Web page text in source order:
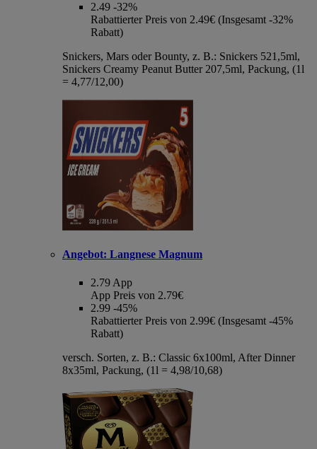
2.49 -32%
Rabattierter Preis von 2.49€ (Insgesamt -32%
Rabatt)
Snickers, Mars oder Bounty, z. B.: Snickers 521,5ml,
Snickers Creamy Peanut Butter 207,5ml, Packung, (1l
= 4,77/12,00)
Angebot: Langnese Magnum
2.79 App
App Preis von 2.79€
2.99 -45%
Rabattierter Preis von 2.99€ (Insgesamt -45%
Rabatt)
versch. Sorten, z. B.: Classic 6x100ml, After Dinner
8x35ml, Packung, (1l = 4,98/10,68)